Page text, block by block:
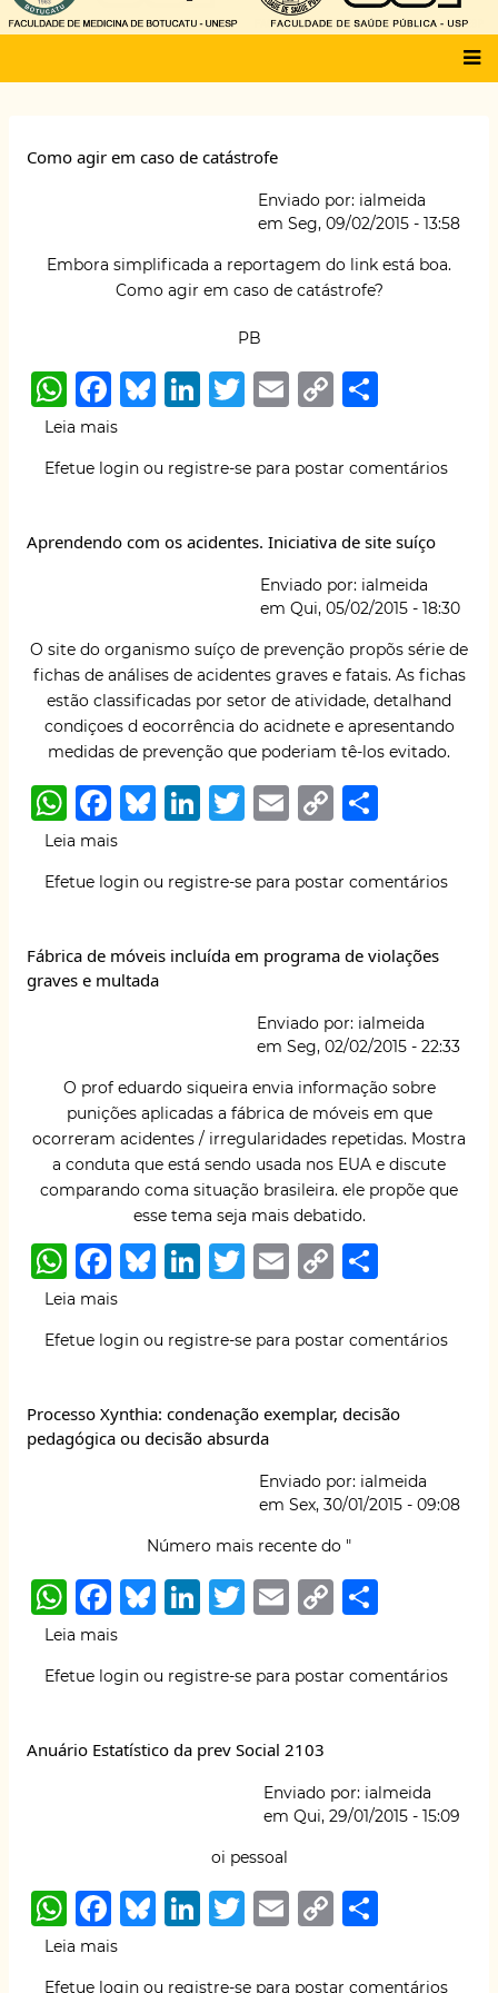
Como agir em caso de catástrofe
Enviado por: ialmeida
em Seg, 09/02/2015 - 13:58
Embora simplificada a reportagem do link está boa.
Como agir em caso de catástrofe?
PB
W
h
at
A
F
a
c
b
k
B
lu
e
k
Li
n
k
dI
T
w
it
r
E
m
ai
C
o
p
Li
k
ar
Leia mais
agir
de
Efetue login ou registre-se para postar comentários
Aprendendo com os acidentes. Iniciativa de site suíço
Enviado por: ialmeida
em Qui, 05/02/2015 - 18:30
O site do organismo suíço de prevenção propõs série de
fichas de análises de acidentes graves e fatais. As fichas
estão classificadas por setor de atividade, detalhand
condiçoes d eocorrência do acidnete e apresentando
medidas de prevenção que poderiam tê-los evitado.
W
h
at
A
p
F
a
c
b
o
B
lu
e
k
y
Li
n
k
dI
T
w
it
r
E
m
ai
C
o
p
Li
k
ar
Leia mais
com
Iniciativa
de
Efetue login ou registre-se para postar comentários
Fábrica de móveis incluída em programa de violações
graves e multada
Enviado por: ialmeida
em Seg, 02/02/2015 - 22:33
O prof eduardo siqueira envia informação sobre
punições aplicadas a fábrica de móveis em que
ocorreram acidentes / irregularidades repetidas. Mostra
a conduta que está sendo usada nos EUA e discute
comparando coma situação brasileira. ele propõe que
esse tema seja mais debatido.
W
h
at
A
p
F
a
c
b
o
B
lu
e
k
y
Li
n
k
dI
n
T
w
it
r
E
m
ai
C
o
p
Li
n
k
ar
Leia mais
de
em
programa
multada
Efetue login ou registre-se para postar comentários
Processo Xynthia: condenação exemplar, decisão
pedagógica ou decisão absurda
Enviado por: ialmeida
em Sex, 30/01/2015 - 09:08
Número mais recente do "
W
h
at
A
p
F
a
c
e
b
o
B
lu
e
k
y
Li
n
k
dI
n
T
w
it
te
r
E
m
ai
l
C
o
p
k
ar
Leia mais
Xynthia:
decisão
Efetue login ou registre-se para postar comentários
Anuário Estatístico da prev Social 2103
Enviado por: ialmeida
em Qui, 29/01/2015 - 15:09
oi pessoal
W
h
at
F
a
c
B
lu
e
Li
n
k
T
w
it
E
m
ai
C
o
p ar
Leia mais
Efetue login ou registre-se para postar comentários